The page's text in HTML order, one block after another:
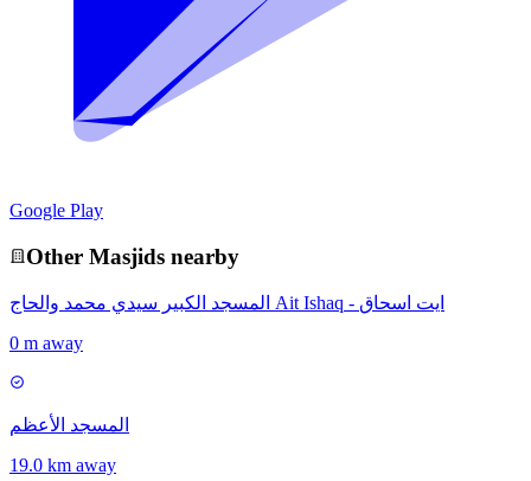
Google Play
Other Masjids nearby
المسجد الكبير سيدي محمد والحاج Ait Ishaq - ايت اسحاق
0 m away
المسجد الأعظم
19.0 km away